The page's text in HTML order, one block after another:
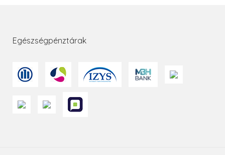
Egészségpénztárak